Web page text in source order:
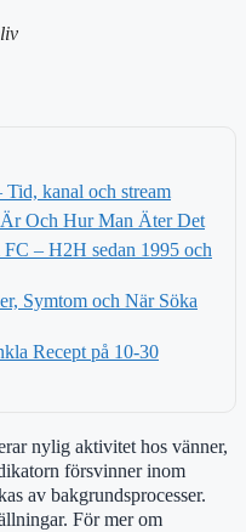
kanal och stream
Och Hur Man Äter Det
– H2H sedan 1995 och
Symtom och När Söka
Recept på 10-30
nylig aktivitet hos vänner,
försvinner inom
av bakgrundsprocesser.
För mer om